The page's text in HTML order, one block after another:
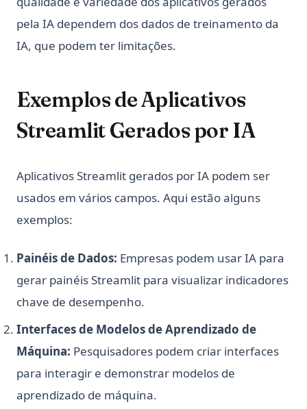
pela IA dependem dos dados de treinamento da
IA, que podem ter limitações.
Exemplos de Aplicativos
Streamlit Gerados por IA
Aplicativos Streamlit gerados por IA podem ser
usados em vários campos. Aqui estão alguns
exemplos:
Painéis de Dados: Empresas podem usar IA para
gerar painéis Streamlit para visualizar indicadores
chave de desempenho.
Interfaces de Modelos de Aprendizado de
Máquina: Pesquisadores podem criar interfaces
para interagir e demonstrar modelos de
aprendizado de máquina.